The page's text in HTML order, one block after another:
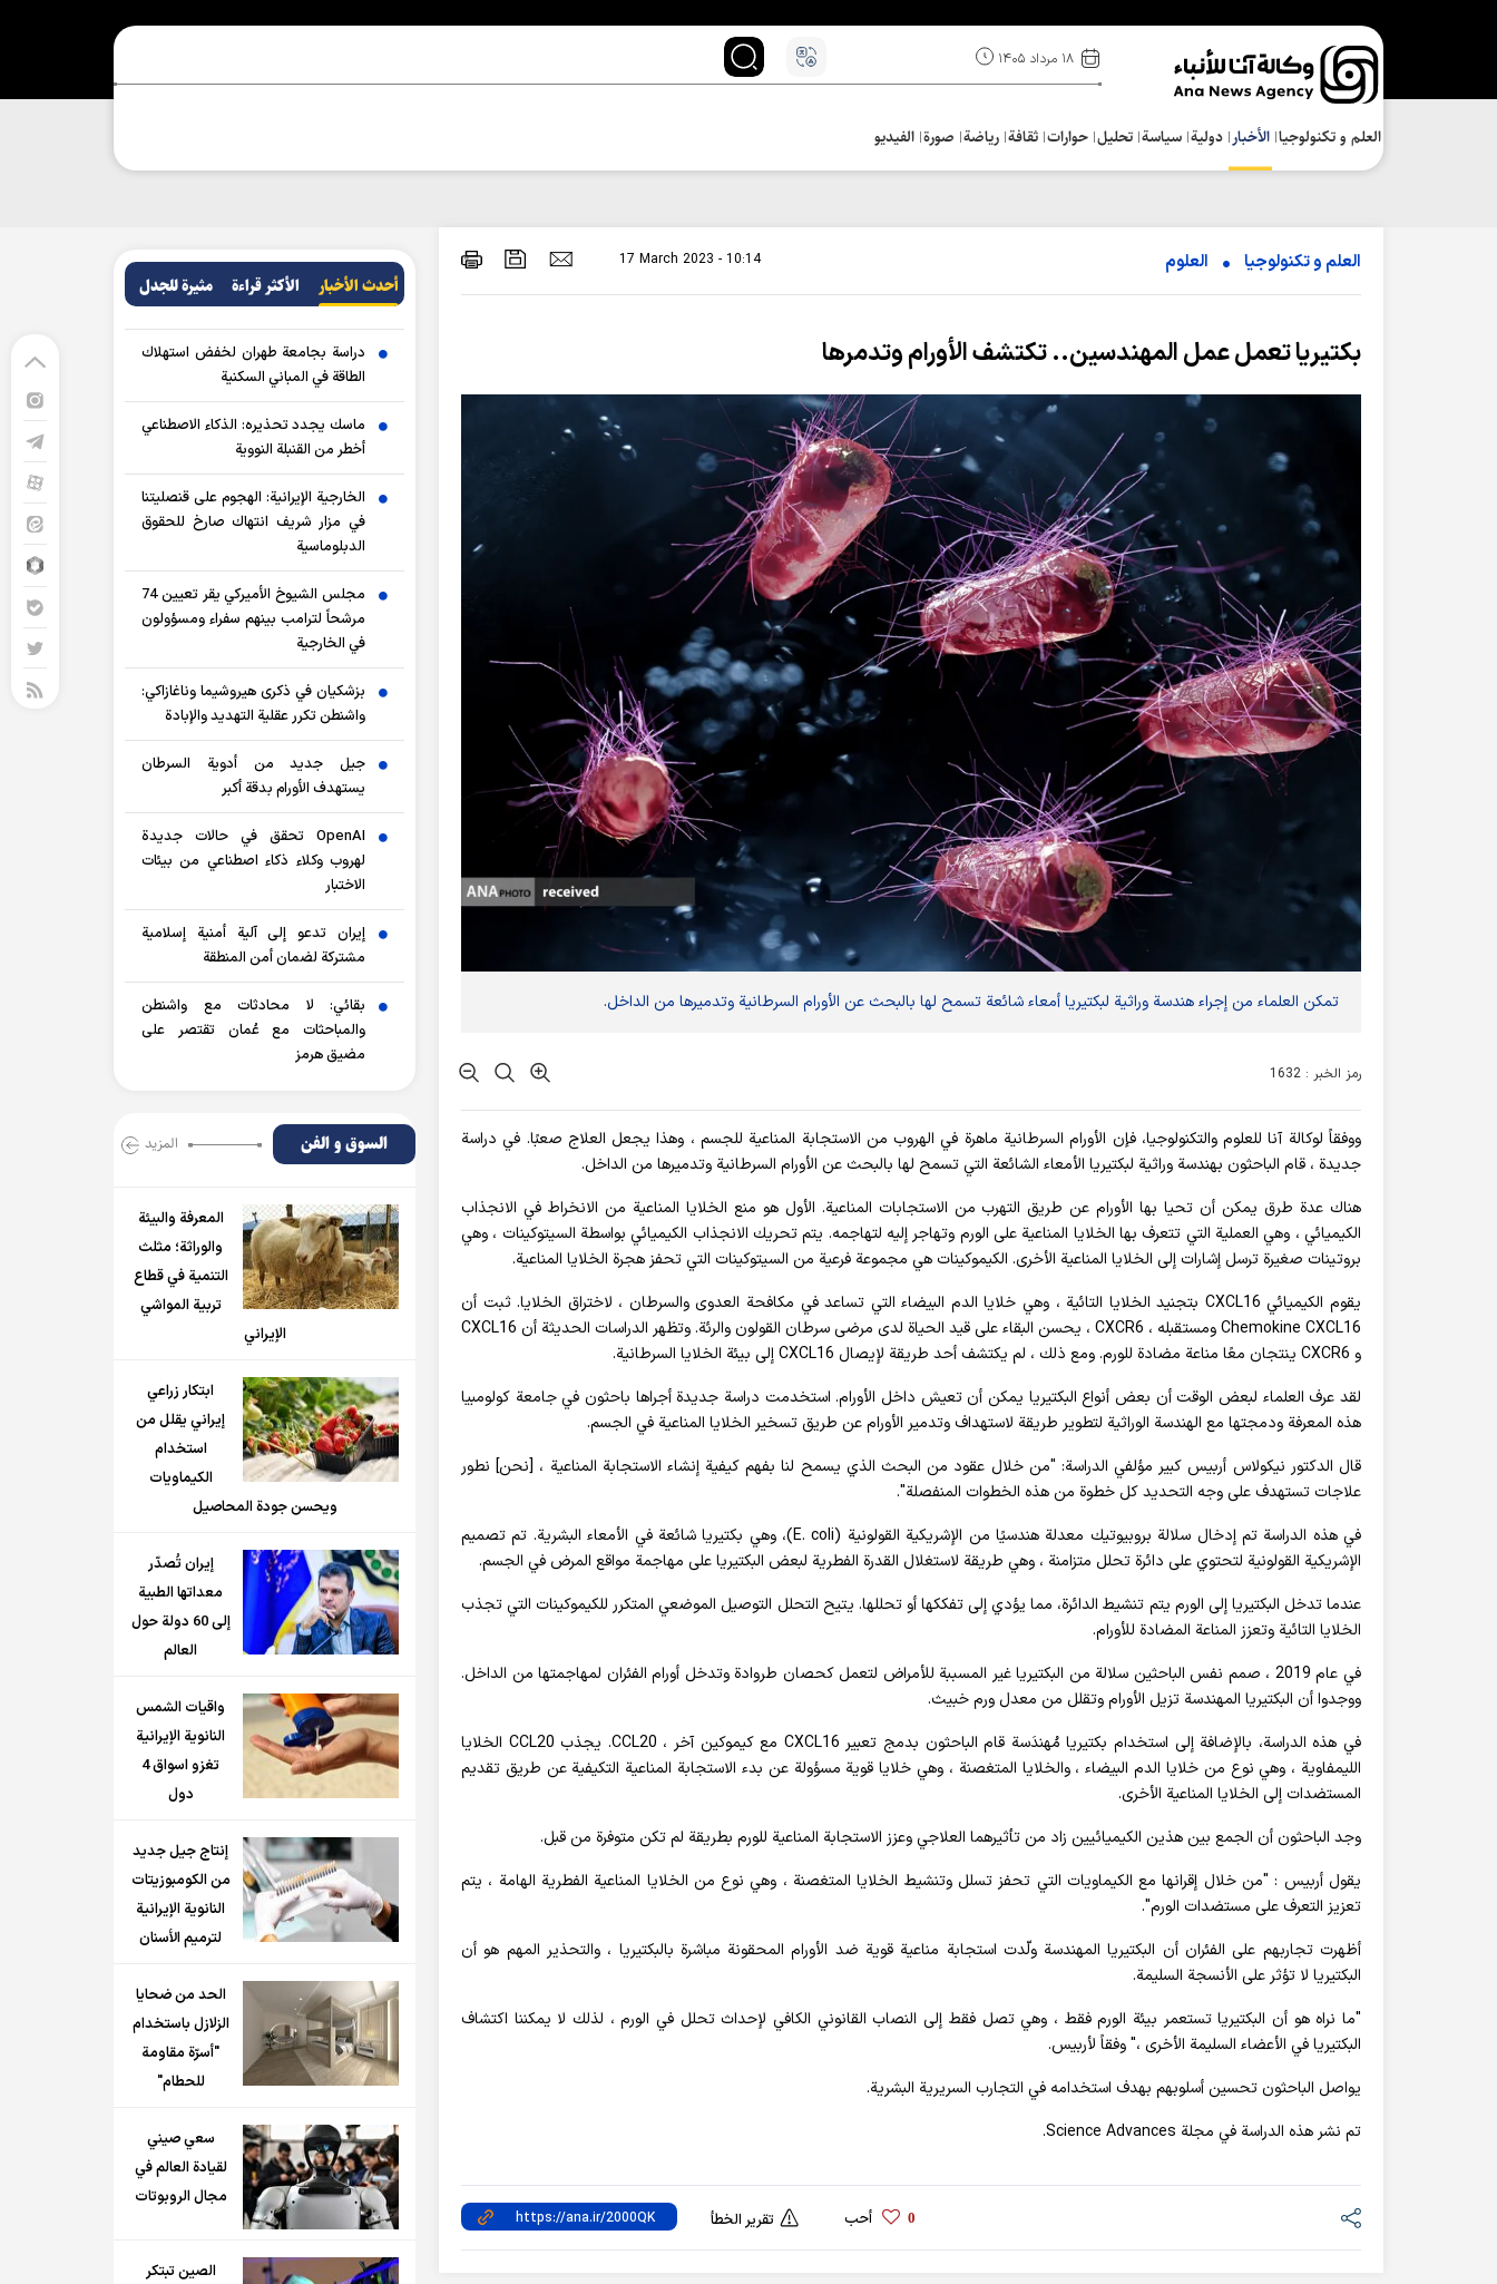
۱۸ مرداد ۱۴۰۵
العلم و تکنولوجیا الأخبار دولية سياسة تحلیل حوارات ثقافة رياضة صورة الفيديو
العلم و تکنولوجیا العلوم 17 March 2023 - 10:14
بكتيريا تعمل عمل المهندسين.. تكتشف الأورام وتدمرها
تمكن العلماء من إجراء هندسة وراثية لبكتيريا أمعاء شائعة تسمح لها بالبحث عن الأورام السرطانية وتدميرها من الداخل.
رمز الخبر : 1632
ووفقاً لوكالة آنا للعلوم والتكنولوجيا، فإن الأورام السرطانية ماهرة في الهروب من الاستجابة المناعية للجسم ، وهذا يجعل العلاج صعبًا. في دراسة
جديدة ، قام الباحثون بهندسة وراثية لبكتيريا الأمعاء الشائعة التي تسمح لها بالبحث عن الأورام السرطانية وتدميرها من الداخل.
هناك عدة طرق يمكن أن تحيا بها الأورام عن طريق التهرب من الاستجابات المناعية. الأول هو منع الخلايا المناعية من الانخراط في الانجذاب
الكيميائي ، وهي العملية التي تتعرف بها الخلايا المناعية على الورم وتهاجر إليه لتهاجمه. يتم تحريك الانجذاب الكيميائي بواسطة السيتوكينات ، وهي
بروتينات صغيرة ترسل إشارات إلى الخلايا المناعية الأخرى. الكيموكينات هي مجموعة فرعية من السيتوكينات التي تحفز هجرة الخلايا المناعية.
يقوم الكيميائي CXCL16 بتجنيد الخلايا التائية ، وهي خلايا الدم البيضاء التي تساعد في مكافحة العدوى والسرطان ، لاختراق الخلايا. ثبت أن
Chemokine CXCL16 ومستقبله ، CXCR6 ، يحسن البقاء على قيد الحياة لدى مرضى سرطان القولون والرئة. وتظهر الدراسات الحديثة أن CXCL16
و CXCR6 ينتجان معًا مناعة مضادة للورم. ومع ذلك ، لم يكتشف أحد طريقة لإيصال CXCL16 إلى بيئة الخلايا السرطانية.
لقد عرف العلماء لبعض الوقت أن بعض أنواع البكتيريا يمكن أن تعيش داخل الأورام. استخدمت دراسة جديدة أجراها باحثون في جامعة كولومبيا
هذه المعرفة ودمجتها مع الهندسة الوراثية لتطوير طريقة لاستهداف وتدمير الأورام عن طريق تسخير الخلايا المناعية في الجسم.
قال الدكتور نيكولاس أربيس كبير مؤلفي الدراسة: "من خلال عقود من البحث الذي يسمح لنا بفهم كيفية إنشاء الاستجابة المناعية ، [نحن] نطور
علاجات تستهدف على وجه التحديد كل خطوة من هذه الخطوات المنفصلة".
في هذه الدراسة تم إدخال سلالة بروبيوتيك معدلة هندسيًا من الإشريكية القولونية (E. coli)، وهي بكتيريا شائعة في الأمعاء البشرية. تم تصميم
الإشريكية القولونية لتحتوي على دائرة تحلل متزامنة ، وهي طريقة لاستغلال القدرة الفطرية لبعض البكتيريا على مهاجمة مواقع المرض في الجسم.
عندما تدخل البكتيريا إلى الورم يتم تنشيط الدائرة، مما يؤدي إلى تفككها أو تحللها. يتيح التحلل التوصيل الموضعي المتكرر للكيموكينات التي تجذب
الخلايا التائية وتعزز المناعة المضادة للأورام.
في عام 2019 ، صمم نفس الباحثين سلالة من البكتيريا غير المسببة للأمراض لتعمل كحصان طروادة وتدخل أورام الفئران لمهاجمتها من الداخل.
ووجدوا أن البكتيريا المهندسة تزيل الأورام وتقلل من معدل ورم خبيث.
في هذه الدراسة، بالإضافة إلى استخدام بكتيريا مُهندَسة قام الباحثون بدمج تعبير CXCL16 مع كيموكين آخر ، CCL20. يجذب CCL20 الخلايا
الليمفاوية ، وهي نوع من خلايا الدم البيضاء ، والخلايا المتغصنة ، وهي خلايا قوية مسؤولة عن بدء الاستجابة المناعية التكيفية عن طريق تقديم
المستضدات إلى الخلايا المناعية الأخرى.
وجد الباحثون أن الجمع بين هذين الكيميائيين زاد من تأثيرهما العلاجي وعزز الاستجابة المناعية للورم بطريقة لم تكن متوفرة من قبل.
يقول أربيس : "من خلال إقرانها مع الكيماويات التي تحفز تسلل وتنشيط الخلايا المتغصنة ، وهي نوع من الخلايا المناعية الفطرية الهامة ، يتم
تعزيز التعرف على مستضدات الورم".
أظهرت تجاربهم على الفئران أن البكتيريا المهندسة ولّدت استجابة مناعية قوية ضد الأورام المحقونة مباشرة بالبكتيريا ، والتحذير المهم هو أن
البكتيريا لا تؤثر على الأنسجة السليمة.
"ما نراه هو أن البكتيريا تستعمر بيئة الورم فقط ، وهي تصل فقط إلى النصاب القانوني الكافي لإحداث تحلل في الورم ، لذلك لا يمكننا اكتشاف
البكتيريا في الأعضاء السليمة الأخرى ،" وفقاً لأربيس.
يواصل الباحثون تحسين أسلوبهم بهدف استخدامه في التجارب السريرية البشرية.
تم نشر هذه الدراسة في مجلة Science Advances.
0 أحب تقرير الخطأ
أحدث الأخبار الأکثر قراءة مثيرة للجدل
دراسة بجامعة طهران لخفض استهلاك
الطاقة في المباني السكنية
ماسك يجدد تحذيره: الذكاء الاصطناعي
أخطر من القنبلة النووية
الخارجية الإيرانية: الهجوم على قنصليتنا
في مزار شريف انتهاك صارخ للحقوق
الدبلوماسية
مجلس الشيوخ الأميركي يقر تعيين 74
مرشحاً لترامب بينهم سفراء ومسؤولون
في الخارجية
بزشكيان في ذكرى هيروشيما وناغازاكي:
واشنطن تكرر عقلية التهديد والإبادة
جيل جديد من أدوية السرطان
يستهدف الأورام بدقة أكبر
OpenAI تحقق في حالات جديدة
لهروب وكلاء ذكاء اصطناعي من بيئات
الاختبار
إيران تدعو إلى آلية أمنية إسلامية
مشتركة لضمان أمن المنطقة
بقائي: لا محادثات مع واشنطن
والمباحثات مع عُمان تقتصر على
مضيق هرمز
السوق و الفن المزید
المعرفة والبيئة
والوراثة؛ مثلث
التنمية في قطاع
تربية المواشي
الإيراني
ابتكار زراعي
إيراني يقلل من
استخدام
الكيماويات
ويحسن جودة المحاصيل
إيران تُصدّر
معداتها الطبية
إلى 60 دولة حول
العالم
واقيات الشمس
النانوية الإيرانية
تغزو اسواق 4
دول
إنتاج جيل جديد
من الكومبوزيتات
النانوية الإيرانية
لترميم الأسنان
الحد من ضحايا
الزلازل باستخدام
"أسرّة مقاومة
للحطام"
سعي صيني
لقيادة العالم في
مجال الروبوتات
الصين تبتكر